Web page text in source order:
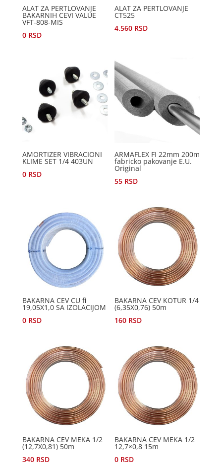
ALAT ZA PERTLOVANJE
BAKARNIH CEVI VALUE
VFT-808-MIS
0 RSD
ALAT ZA PERTLOVANJE
CT525
4.560 RSD
AMORTIZER VIBRACIONI
KLIME SET 1/4 403UN
0 RSD
ARMAFLEX FI 22mm 200m
fabricko pakovanje E.U.
Original
55 RSD
BAKARNA CEV CU fi
19,05X1,0 SA IZOLACIJOM
0 RSD
BAKARNA CEV KOTUR 1/4
(6,35X0,76) 50m
160 RSD
BAKARNA CEV MEKA 1/2
(12,7X0,81) 50m
340 RSD
BAKARNA CEV MEKA 1/2
12,7×0,8 15m
0 RSD